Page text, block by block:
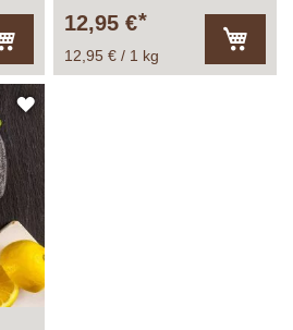
den
Warenkorb
12,95 €
12,95 € / 1 kg
den
ZUR
WUNSCHLISTE
HINZUFÜGEN